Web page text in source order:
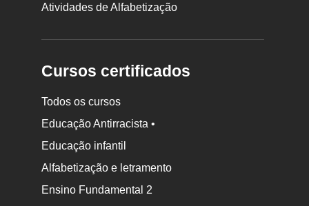
Atividades de Alfabetização
Cursos certificados
Todos os cursos
Educação Antirracista •
Educação infantil
Alfabetização e letramento
Ensino Fundamental 2